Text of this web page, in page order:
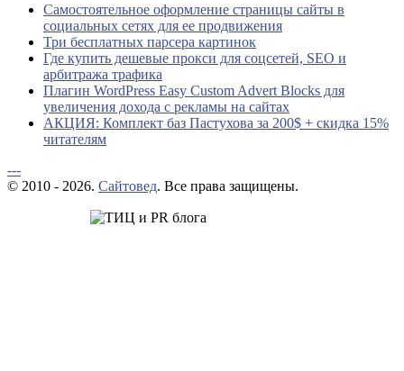
Самостоятельное оформление страницы сайты в
социальных сетях для ее продвижения
Три бесплатных парсера картинок
Где купить дешевые прокси для соцсетей, SEO и
арбитража трафика
Плагин WordPress Easy Custom Advert Blocks для
увеличения дохода с рекламы на сайтах
АКЦИЯ: Комплект баз Пастухова за 200$ + скидка 15%
читателям
---
© 2010 - 2026. Сайтовед. Все права защищены.